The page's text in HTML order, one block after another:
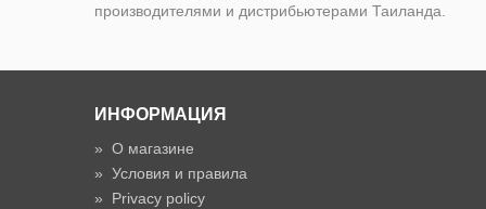
производителями и дистрибьютерами Таиланда.
ИНФОРМАЦИЯ
» О магазине
» Условия и правила
» Privacy policy